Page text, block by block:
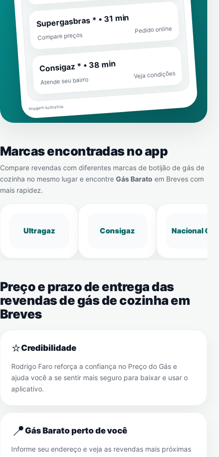
Supergasbras * • 31 min
Compare preços
Pedido online
Consigaz * • 38 min
Atende seu bairro
Veja condições
Imagem ilustrativa
Marcas encontradas no app
Compare revendas com diferentes marcas de botijão de gás de
cozinha no mesmo lugar e encontre Gás Barato em Breves com
mais rapidez.
Ultragaz Consigaz Nacional Gás
Preço e prazo de entrega das
revendas de gás de cozinha em
Breves
⭐Credibilidade
Rodrigo Faro reforça a confiança no Preço do Gás e
ajuda você a se sentir mais seguro para baixar e usar o
aplicativo.
📍Gás Barato perto de você
Informe seu endereço e veja as revendas mais próximas